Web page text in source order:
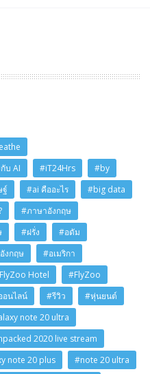
บ AI #iT24Hrs
#by
ฐ์ #ai คืออะไร
#big data
#ภาษาอังกฤษ
#ฝรั่ง
#อดัม
งกฤษ
#อเมริกา
Hotel
#FlyZoo
อนไลน์ #รีวิว
#หุ่นยนต์
note 20 ultra
2020 live stream
note 20 plus
#note 20 ultra